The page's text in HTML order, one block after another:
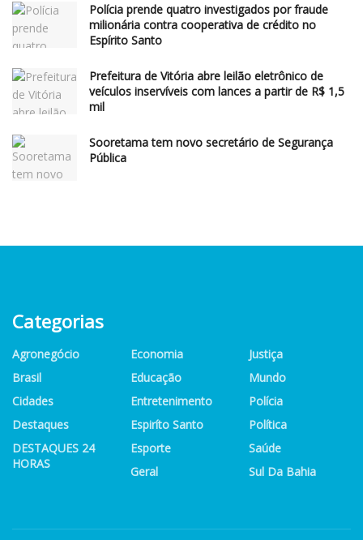
Polícia prende quatro investigados por fraude
milionária contra cooperativa de crédito no
Espírito Santo
Prefeitura de Vitória abre leilão eletrônico de
veículos inservíveis com lances a partir de R$ 1,5
mil
Sooretama tem novo secretário de Segurança
Pública
Categorias
Agronegócio
Brasil
Cidades
Destaques
DESTAQUES 24
HORAS
Economia
Educação
Entretenimento
Espiríto Santo
Esporte
Geral
Justiça
Mundo
Polícia
Política
Saúde
Sul Da Bahia